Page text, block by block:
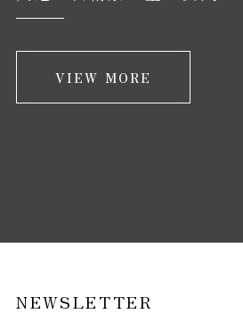
VIEW MORE
NEWSLETTER